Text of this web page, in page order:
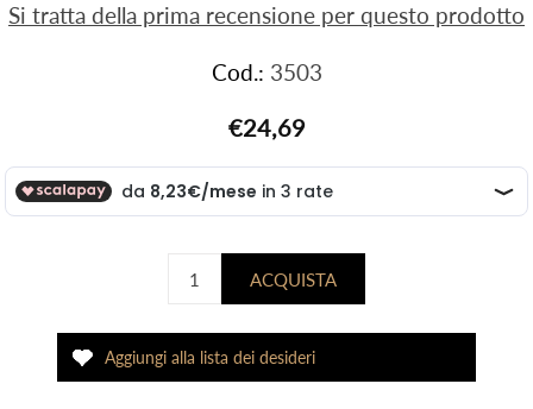
Si tratta della prima recensione per questo prodotto
Cod.: 3503
€24,69